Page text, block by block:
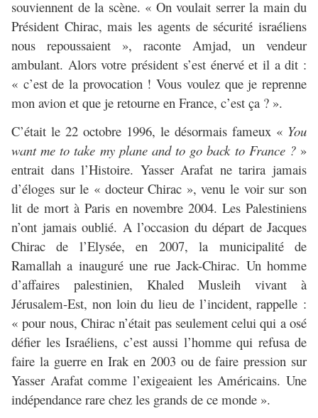
souviennent de la scène. « On voulait serrer la main du
Président Chirac, mais les agents de sécurité israéliens
nous repoussaient », raconte Amjad, un vendeur
ambulant. Alors votre président s’est énervé et il a dit :
« c’est de la provocation ! Vous voulez que je reprenne
mon avion et que je retourne en France, c’est ça ? ».
C’était le 22 octobre 1996, le désormais fameux « You
want me to take my plane and to go back to France ?»
entrait dans l’Histoire. Yasser Arafat ne tarira jamais
d’éloges sur le « docteur Chirac », venu le voir sur son
lit de mort à Paris en novembre 2004. Les Palestiniens
n’ont jamais oublié. A l’occasion du départ de Jacques
Chirac de l’Elysée, en 2007, la municipalité de
Ramallah a inauguré une rue Jack-Chirac. Un homme
d’affaires palestinien, Khaled Musleih vivant à
Jérusalem-Est, non loin du lieu de l’incident, rappelle :
« pour nous, Chirac n’était pas seulement celui qui a osé
défier les Israéliens, c’est aussi l’homme qui refusa de
faire la guerre en Irak en 2003 ou de faire pression sur
Yasser Arafat comme l’exigeaient les Américains. Une
indépendance rare chez les grands de ce monde ».